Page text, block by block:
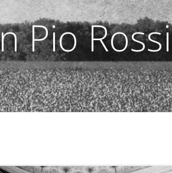
Pio Rossi